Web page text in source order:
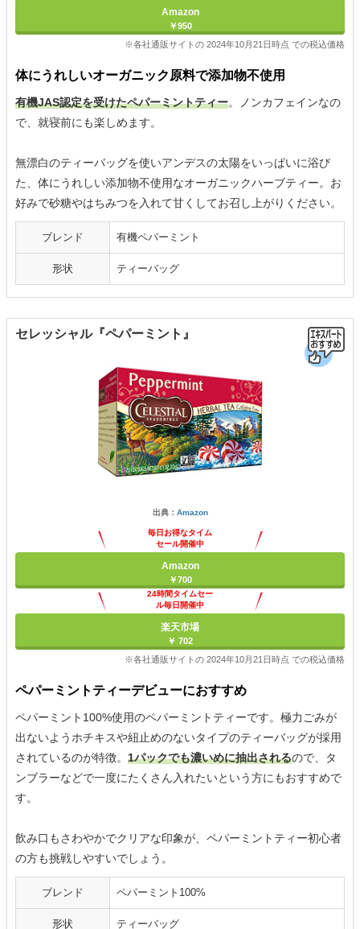
Amazon
￥950
※各社通販サイトの 2024年10月21日時点 での税込価格
体にうれしいオーガニック原料で添加物不使用
有機JAS認定を受けたペパーミントティー。ノンカフェインなの
で、就寝前にも楽しめます。
無漂白のティーバッグを使いアンデスの太陽をいっぱいに浴び
た、体にうれしい添加物不使用なオーガニックハーブティー。お
好みで砂糖やはちみつを入れて甘くしてお召し上がりください。
ブレンド 有機ペパーミント
形状 ティーバッグ
セレッシャル『ペパーミント』
出典： Amazon
毎日お得なタイム
セール開催中
Amazon
￥700
24時間タイムセー
ル毎日開催中
楽天市場
￥ 702
※各社通販サイトの 2024年10月21日時点 での税込価格
ペパーミントティーデビューにおすすめ
ペパーミント100%使用のペパーミントティーです。極力ごみが
出ないようホチキスや紐止めのないタイプのティーバッグが採用
されているのが特徴。 1パックでも濃いめに抽出されるので、タ
ンブラーなどで一度にたくさん入れたいという方にもおすすめで
す。
飲み口もさわやかでクリアな印象が、ペパーミントティー初心者
の方も挑戦しやすいでしょう。
ブレンド ペパーミント100%
形状 ティーバッグ